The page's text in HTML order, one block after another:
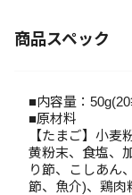
商品スペック
■内容量：
■原材料
【たまご】小麦
黄粉末、食塩、
り節、こしあん
節、魚介)、鶏肉